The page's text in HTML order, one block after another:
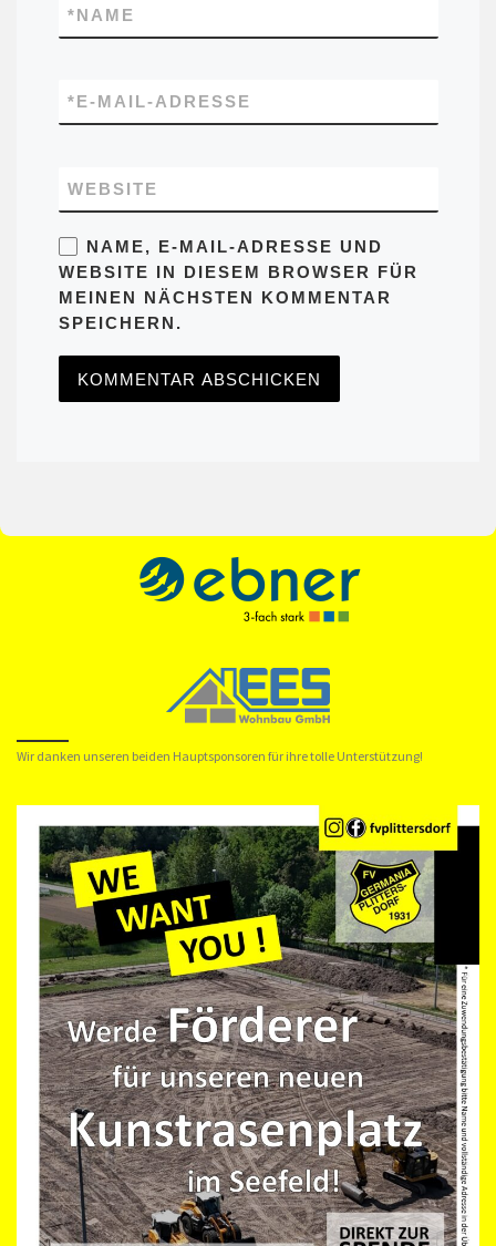
NAME
*
E-MAIL-ADRESSE
*
WEBSITE
NAME, E-MAIL-ADRESSE UND
WEBSITE IN DIESEM BROWSER FÜR
MEINEN NÄCHSTEN KOMMENTAR
SPEICHERN.
Wir danken unseren beiden Hauptsponsoren für ihre tolle Unterstützung!